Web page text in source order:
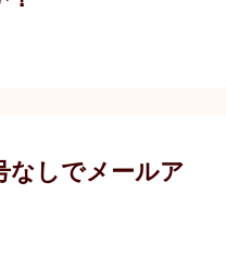
なしでメールア